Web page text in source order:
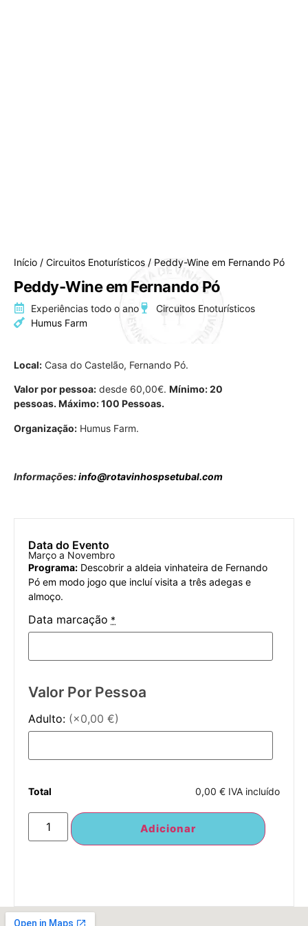
Início / Circuitos Enoturísticos / Peddy-Wine em Fernando Pó
Peddy-Wine em Fernando Pó
Experiências todo o ano
Circuitos Enoturísticos
Humus Farm
Local: Casa do Castelão, Fernando Pó.
Valor por pessoa: desde 60,00€. Mínimo: 20
pessoas. Máximo: 100 Pessoas.
Organização: Humus Farm.
Informações:info@rotavinhospsetubal.com
Data do Evento
Março a Novembro
Programa: Descobrir a aldeia vinhateira de Fernando
Pó em modo jogo que incluí visita a três adegas e
almoço.
Data marcação *
Valor Por Pessoa
Adulto: (×0,00 €)
Total 0,00 € IVA incluído
Adicionar